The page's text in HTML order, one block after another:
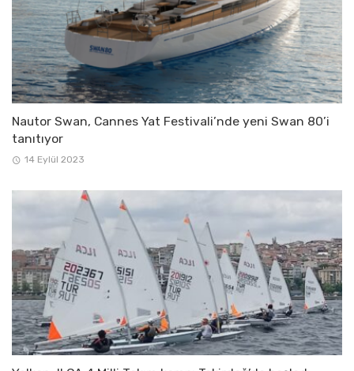
Nautor Swan, Cannes Yat Festivali’nde yeni Swan 80’i
tanıtıyor
14 Eylül 2023